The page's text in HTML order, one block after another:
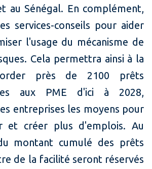
au Sénégal. En complément,
services-conseils pour aider
l'usage du mécanisme de
Cela permettra ainsi à la
près de 2100 prêts
aux PME d'ici à 2028,
entreprises les moyens pour
et créer plus d'emplois. Au
montant cumulé des prêts
de la facilité seront réservés